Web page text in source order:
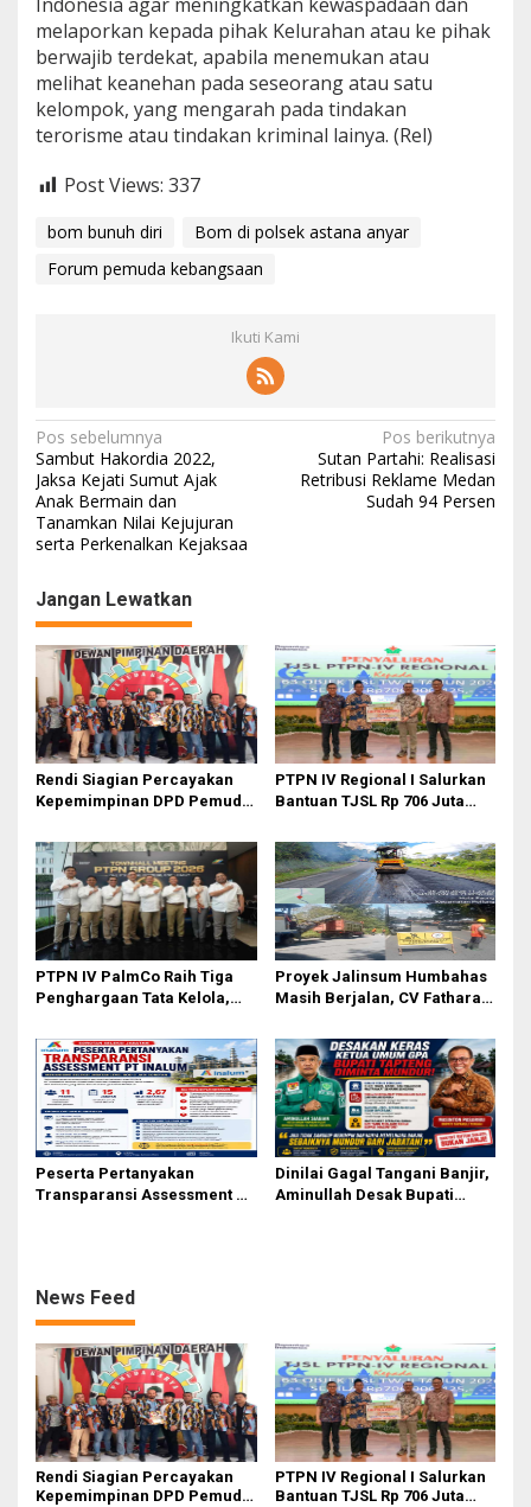
Indonesia agar meningkatkan kewaspadaan dan
melaporkan kepada pihak Kelurahan atau ke pihak
berwajib terdekat, apabila menemukan atau
melihat keanehan pada seseorang atau satu
kelompok, yang mengarah pada tindakan
terorisme atau tindakan kriminal lainya. (Rel)
Post Views: 337
bom bunuh diri
Bom di polsek astana anyar
Forum pemuda kebangsaan
Ikuti Kami
N
a
v
i
a
s
i
p
o
s
Pos sebelumnya
Sambut Hakordia 2022,
Jaksa Kejati Sumut Ajak
Anak Bermain dan
Tanamkan Nilai Kejujuran
serta Perkenalkan Kejaksaa
Pos berikutnya
Sutan Partahi: Realisasi
Retribusi Reklame Medan
Sudah 94 Persen
Jangan Lewatkan
Rendi Siagian Percayakan
Kepemimpinan DPD Pemuda
kepada Josef Sembiring
PTPN IV Regional I Salurkan
Bantuan TJSL Rp 706 Juta
Berkelanjutan
PTPN IV PalmCo Raih Tiga
Penghargaan Tata Kelola,
dan Efisiensi
Proyek Jalinsum Humbahas
Masih Berjalan, CV Fathara
Finishing Ulang
Peserta Pertanyakan
Transparansi Assessment PT
Dinilai Gagal Tangani Banjir,
Aminullah Desak Bupati
News Feed
Rendi Siagian Percayakan
Kepemimpinan DPD Pemuda
PTPN IV Regional I Salurkan
Bantuan TJSL Rp 706 Juta